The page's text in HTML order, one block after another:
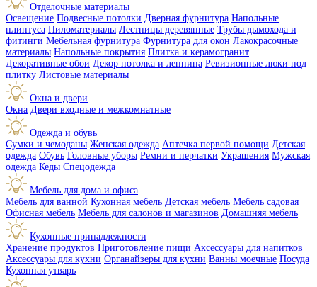
Отделочные материалы
Освещение Подвесные потолки Дверная фурнитура Напольные
плинтуса Пиломатериалы Лестницы деревянные Трубы дымохода и
фитинги Мебельная фурнитура Фурнитура для окон Лакокрасочные
материалы Напольные покрытия Плитка и керамогранит
Декоративные обои Декор потолка и лепнина Ревизионные люки под
плитку Листовые материалы
Окна и двери
Окна Двери входные и межкомнатные
Одежда и обувь
Сумки и чемоданы Женская одежда Аптечка первой помощи Детская
одежда Обувь Головные уборы Ремни и перчатки Украшения Мужская
одежда Кеды Спецодежда
Мебель для дома и офиса
Мебель для ванной Кухонная мебель Детская мебель Мебель садовая
Офисная мебель Мебель для салонов и магазинов Домашняя мебель
Кухонные принадлежности
Хранение продуктов Приготовление пищи Аксессуары для напитков
Аксессуары для кухни Органайзеры для кухни Ванны моечные Посуда
Кухонная утварь